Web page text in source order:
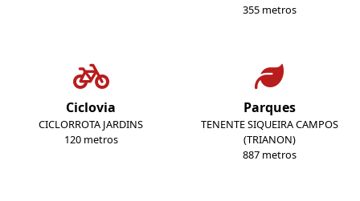
355 metros
Ciclovia
CICLORROTA JARDINS
120 metros
Parques
TENENTE SIQUEIRA CAMPOS
(TRIANON)
887 metros